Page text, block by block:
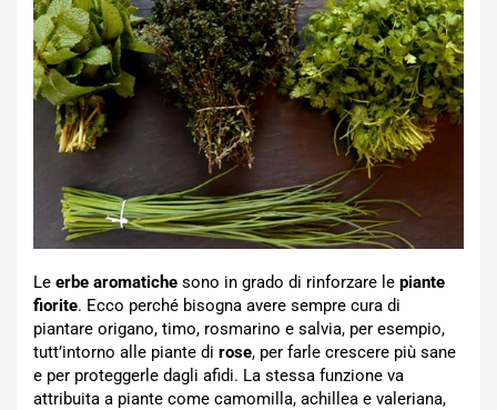
Le erbe aromatiche sono in grado di rinforzare le piante
fiorite. Ecco perché bisogna avere sempre cura di
piantare origano, timo, rosmarino e salvia, per esempio,
tutt’intorno alle piante di rose, per farle crescere più sane
e per proteggerle dagli afidi. La stessa funzione va
attribuita a piante come camomilla, achillea e valeriana,